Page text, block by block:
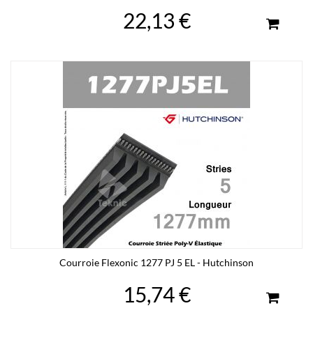
22,13 €
Courroie Flexonic 1277 PJ 5 EL - Hutchinson
15,74 €